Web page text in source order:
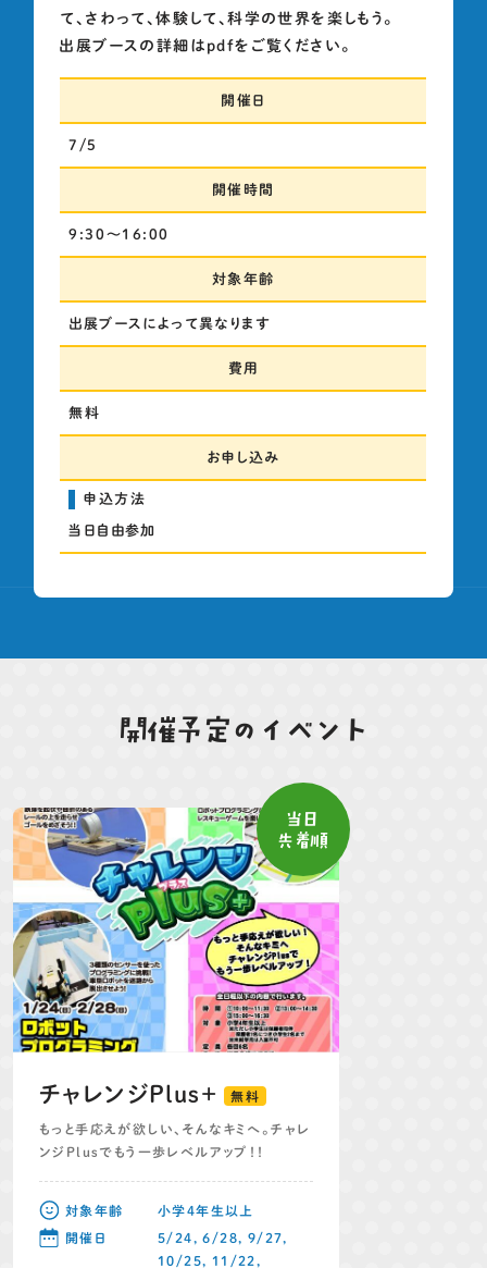
ウェブアクセシビリティ方針
て、さわって、体験して、科学の世界を楽しもう。
出展ブースの詳細はpdfをご覧ください。
開催日
7/5
開催時間
9:30～16:00
対象年齢
出展ブースによって異なります
費用
無料
お申し込み
申込方法
当日自由参加
開催予定のイベント
チャレンジPlus+ 無料
もっと手応えが欲しい、そんなキミへ。チャレ
ンジPlusでもう一歩レベルアップ！！
対象年齢 小学4年生以上
開催日
5/24, 6/28, 9/27,
10/25, 11/22,
当日
先着順